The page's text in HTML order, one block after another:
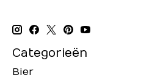
Categorieën
Bier